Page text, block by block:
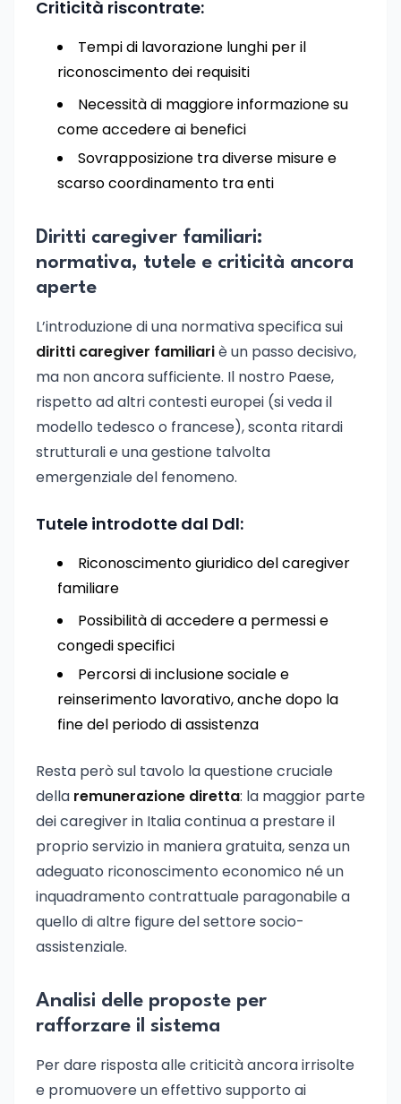
Criticità riscontrate:
Tempi di lavorazione lunghi per il
riconoscimento dei requisiti
Necessità di maggiore informazione su
come accedere ai benefici
Sovrapposizione tra diverse misure e
scarso coordinamento tra enti
Diritti caregiver familiari:
normativa, tutele e criticità ancora
aperte
L’introduzione di una normativa specifica sui
diritti caregiver familiariè un passo decisivo,
ma non ancora sufficiente. Il nostro Paese,
rispetto ad altri contesti europei (si veda il
modello tedesco o francese), sconta ritardi
strutturali e una gestione talvolta
emergenziale del fenomeno.
Tutele introdotte dal Ddl:
Riconoscimento giuridico del caregiver
familiare
Possibilità di accedere a permessi e
congedi specifici
Percorsi di inclusione sociale e
reinserimento lavorativo, anche dopo la
fine del periodo di assistenza
Resta però sul tavolo la questione cruciale
della remunerazione diretta: la maggior parte
dei caregiver in Italia continua a prestare il
proprio servizio in maniera gratuita, senza un
adeguato riconoscimento economico né un
inquadramento contrattuale paragonabile a
quello di altre figure del settore socio-
assistenziale.
Analisi delle proposte per
rafforzare il sistema
Per dare risposta alle criticità ancora irrisolte
e promuovere un effettivo supporto ai